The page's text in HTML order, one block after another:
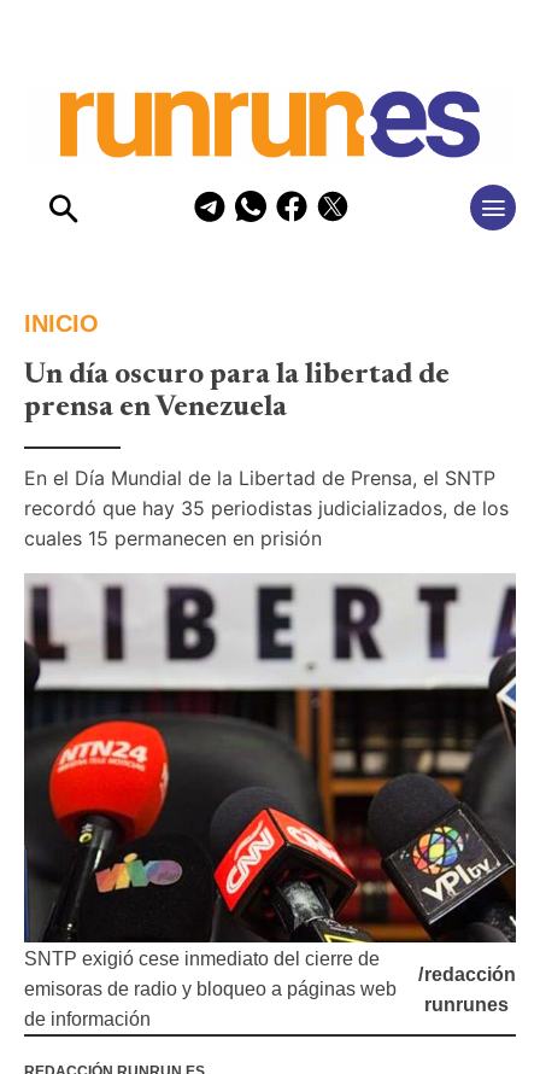
INICIO
Un día oscuro para la libertad de
prensa en Venezuela
En el Día Mundial de la Libertad de Prensa, el SNTP
recordó que hay 35 periodistas judicializados, de los
cuales 15 permanecen en prisión
SNTP exigió cese inmediato del cierre de
emisoras de radio y bloqueo a páginas web
de información
/redacción
runrunes